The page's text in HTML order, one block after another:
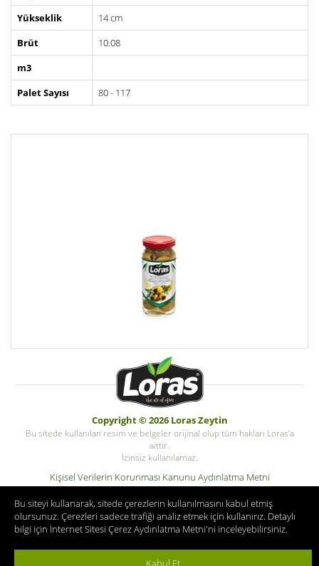
Yükseklik
14 cm
Brüt
10.08
m3
Palet Sayısı
80 - 117
Copyright © 2026 Loras Zeytin
Bu sitede kullanılan resim ve belgeler orijinal olup tüm hakları Loras’a
aittir.
İzinsiz kullanılamaz.
Kişisel Verilerin Korunması Kanunu Aydınlatma Metni
© Copyright Tüm hakları saklıdır. Zeykotarim.com
Bu siteyi kullanarak, sitede çerezlerin kullanılmasını kabul etmiş
olursunuz. Çerezleri sadece trafiği analiz etmek için kullanırız. Detaylı
bilgi için İnternet Sitesi Çerez Aydınlatma Metni'ni inceleyebilirsiniz.
Kabul Et